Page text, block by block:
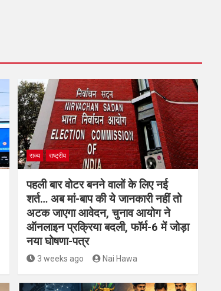
राज्य राष्ट्रीय
पहली बार वोटर बनने वालों के लिए नई
शर्त… अब मां-बाप की ये जानकारी नहीं तो
अटक जाएगा आवेदन, चुनाव आयोग ने
ऑनलाइन प्रक्रिया बदली, फॉर्म-6 में जोड़ा
नया घोषणा-पत्र
3 weeks ago Nai Hawa